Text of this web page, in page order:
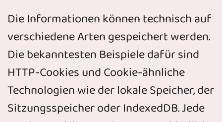
Die Informationen können technisch auf
verschiedene Arten gespeichert werden.
Die bekanntesten Beispiele dafür sind
HTTP-Cookies und Cookie-ähnliche
Technologien wie der lokale Speicher, der
Sitzungsspeicher oder IndexedDB. Jede